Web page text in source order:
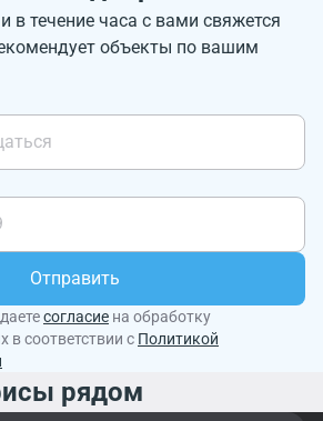
в течение часа с вами свяжется
объекты по вашим
Отправить
согласие на обработку
в соответствии с Политикой
рядом